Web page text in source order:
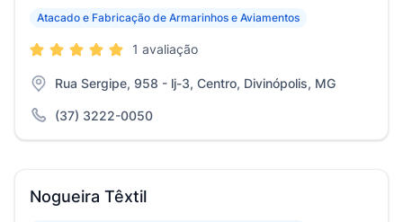
Atacado e Fabricação de Armarinhos e Aviamentos
1 avaliação
Rua Sergipe, 958 - lj-3, Centro, Divinópolis, MG
(37) 3222-0050
Nogueira Têxtil